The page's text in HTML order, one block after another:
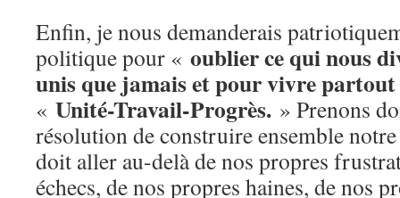
Enfin, je nous demanderais
politique pour « oublier ce qui nous
unis que jamais et pour vivre
« Unité-Travail-Progrès. » Prenons
résolution de construire ensemble
doit aller au-delà de nos propres
échecs, de nos propres haines, de nos